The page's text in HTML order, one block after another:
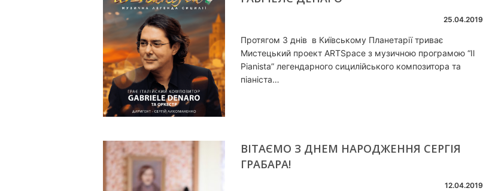
25.04.2019
Протягом 3 днів в Київському Планетарії триває
Мистецький проект ARTSpace з музичною програмою “Il
Pianista” легендарного сицилійського композитора та
піаніста…
ВІТАЄМО З ДНЕМ НАРОДЖЕННЯ СЕРГІЯ
ГРАБАРА!
12.04.2019